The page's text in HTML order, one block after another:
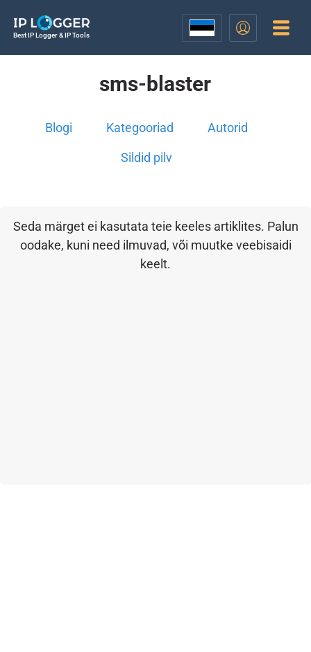
Best IP Logger & IP Tools
sms-blaster
Blogi Kategooriad Autorid
Sildid pilv